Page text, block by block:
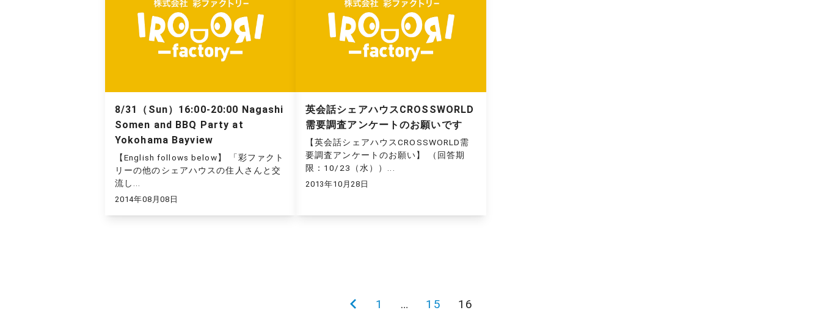
8/31（Sun）16:00-20:00 Nagashi
Somen and BBQ Party at
Yokohama Bayview
【English follows below】 「彩ファクト
リーの他のシェアハウスの住人さんと交
流し...
2014年08月08日
英会話シェアハウスCROSSWORLD
需要調査アンケートのお願いです
【英会話シェアハウスCROSSWORLD需
要調査アンケートのお願い】 （回答期
限：10/23（水））...
2013年10月28日
前1 … 15 16